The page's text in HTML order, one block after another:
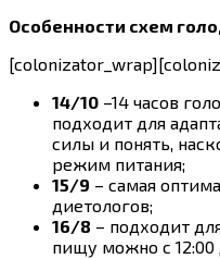
Особенности схем
14/10 –14 часов
подходит для
силы и понять,
режим питания;
15/9 – самая
диетологов;
16/8 – подходит
пищу можно с 12:00